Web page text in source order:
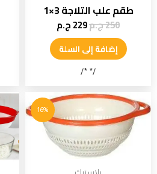
طقم علب التلاجة 3×1
250ج.م229ج.م
إضافة إلى السلة
/* */
16%
بلاستيك